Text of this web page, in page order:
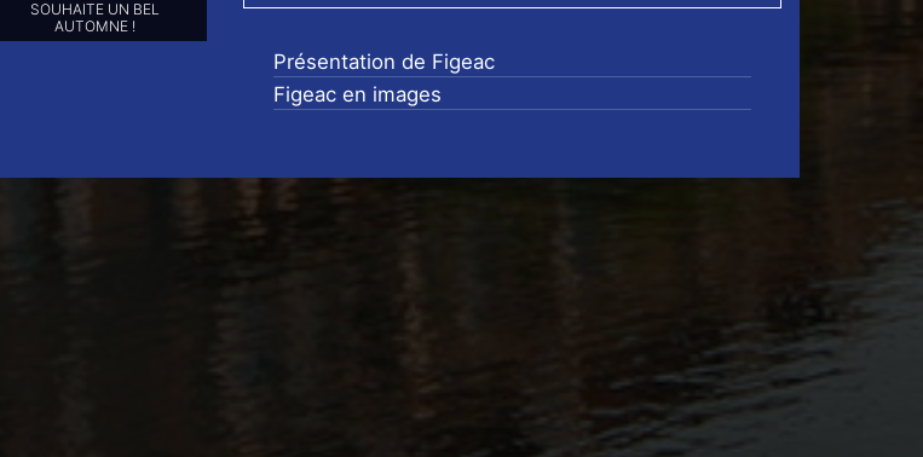
SOCIAUX ET
VOUS POUR NE
LOUPER DE NOS
Présentation de Figeac
Figeac en images